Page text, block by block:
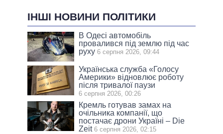
ІНШІ НОВИНИ ПОЛІТИКИ
В Одесі автомобіль
провалився під землю під час
руху 6 серпня 2026, 09:44
Українська служба «Голосу
Америки» відновлює роботу
після тривалої паузи
6 серпня 2026, 00:26
Кремль готував замах на
очільника компанії, що
постачає дрони Україні – Die
Zeit 6 серпня 2026, 02:15